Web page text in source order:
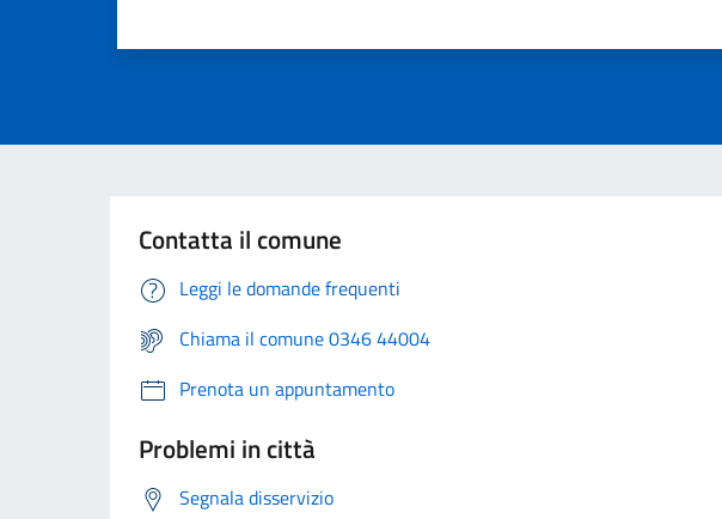
Contatta il comune
Leggi le domande frequenti
Chiama il comune 0346 44004
Prenota un appuntamento
Problemi in città
Segnala disservizio